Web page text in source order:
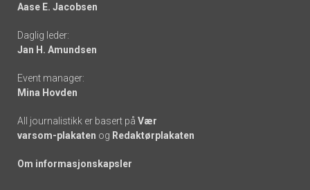
-
links
Aase E. Jacobsen
Daglig leder:
Jan H. Amundsen
Event manager:
Mina Hovden
All journalistikk er basert på Vær
varsom-plakaten og Redaktørplakaten
Om informasjonskapsler